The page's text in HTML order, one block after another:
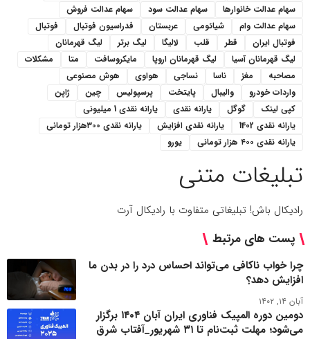
سهام عدالت خانوارها
سهام عدالت سود
سهام عدالت فروش
سهام عدالت وام
شیائومی عربستان فدراسیون فوتبال
فوتبال
فوتبال ایران
قطر قلب لالیگا لیگ برتر
لیگ قهرمانان
لیگ قهرمانان آسیا
لیگ قهرمانان اروپا مایکروسافت متا
مشکلات
مصاحبه
مغز ناسا نساجی هواوی
هوش مصنوعی
واردات خودرو
والیبال پایتخت پرسپولیس چین
ژاپن
کپی لینک
گوگل یارانه نقدی
یارانه نقدی 1 میلیونی
یارانه نقدی 1402
یارانه نقدی افزایش
یارانه نقدی ۳۰۰هزار تومانی
یارانه نقدی ۴۰۰ هزار تومانی
یورو
تبلیغات متنی
رادیکال باش! تبلیغاتی متفاوت با رادیکال آرت
پست های مرتبط
چرا خواب ناکافی می‌تواند احساس درد را در بدن ما
افزایش دهد؟
آبان ۱۴, ۱۴۰۲
دومین دوره المپیک فناوری ایران آبان ۱۴۰۴ برگزار
می‌شود؛ مهلت ثبت‌نام تا ۳۱ شهریور_آفتاب شرق